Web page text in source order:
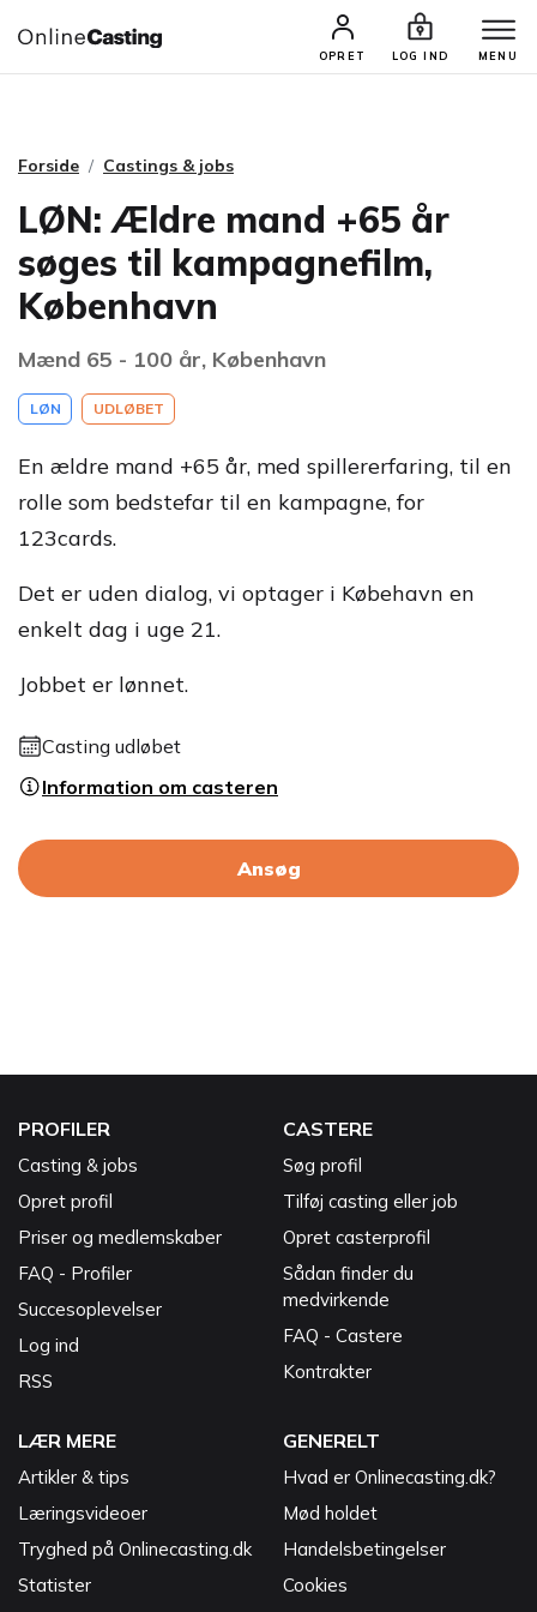
OPRET LOG IND MENU
CASTINGS & JOBS SØG PROFIL
Forside Castings & jobs
LØN: Ældre mand +65 år
søges til kampagnefilm,
København
Mænd 65 - 100 år, København
LØN UDLØBET
En ældre mand +65 år, med spillererfaring, til en
rolle som bedstefar til en kampagne, for
123cards.
Det er uden dialog, vi optager i Købehavn en
enkelt dag i uge 21.
Jobbet er lønnet.
Casting udløbet
Information om casteren
Ansøg
PROFILER
Casting & jobs
Opret profil
Priser og medlemskaber
FAQ - Profiler
Succesoplevelser
Log ind
RSS
CASTERE
Søg profil
Tilføj casting eller job
Opret casterprofil
Sådan finder du
medvirkende
FAQ - Castere
Kontrakter
LÆR MERE
Artikler & tips
Læringsvideoer
Tryghed på Onlinecasting.dk
Statister
GENERELT
Hvad er Onlinecasting.dk?
Mød holdet
Handelsbetingelser
Cookies